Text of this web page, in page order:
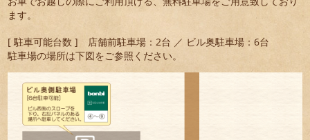
ます。
[ 駐車可能台数 ] 店舗前駐車場：2台 ／ ビル奥駐車場：6台
駐車場の場所は下図をご参照ください。